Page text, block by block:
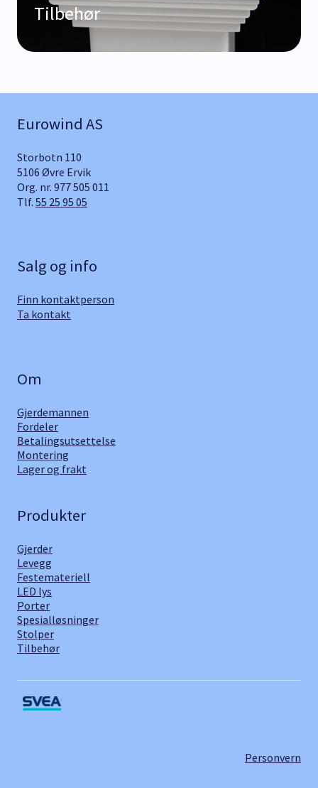
Tilbehør
Eurowind AS
Storbotn 110
5106 Øvre Ervik
Org. nr. 977 505 011
Tlf. 55 25 95 05
Salg og info
Finn kontaktperson
Ta kontakt
Om
Gjerdemannen
Fordeler
Betalingsutsettelse
Montering
Lager og frakt
Produkter
Gjerder
Levegg
Festemateriell
LED lys
Porter
Spesialløsninger
Stolper
Tilbehør
Personvern